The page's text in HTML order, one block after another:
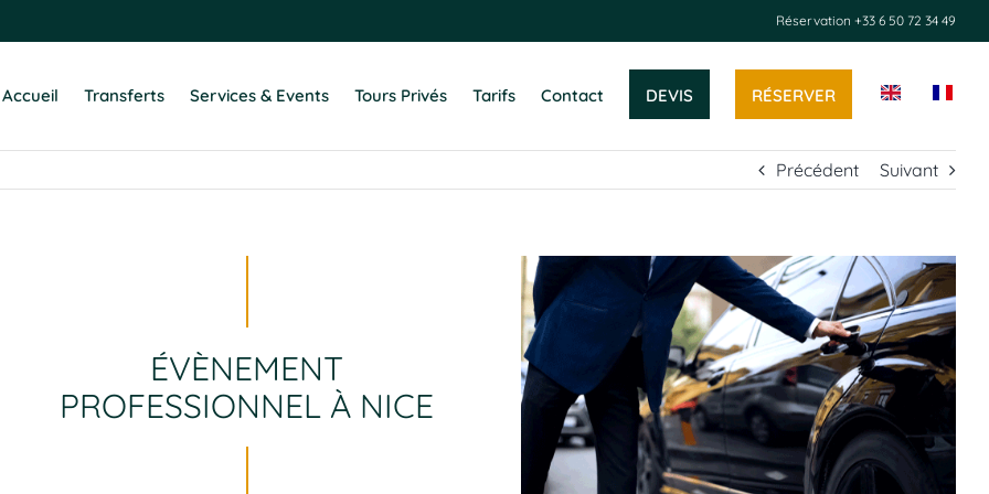
Réservation +33 6 50 72 34 49
Accueil Transferts Services & Events Tours Privés Tarifs Contact DEVIS RÉSERVER
Précédent Suivant
ÉVÈNEMENT
PROFESSIONNEL À NICE